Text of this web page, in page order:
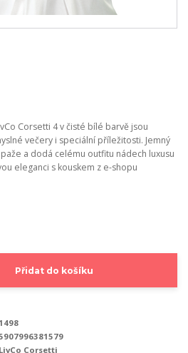
Corsetti 4 v čisté bílé barvě jsou
večery i speciální příležitosti. Jemný
a dodá celému outfitu nádech luxusu
eleganci s kouskem z e-shopu
Přidat do košíku
1498
LivCo Corsetti